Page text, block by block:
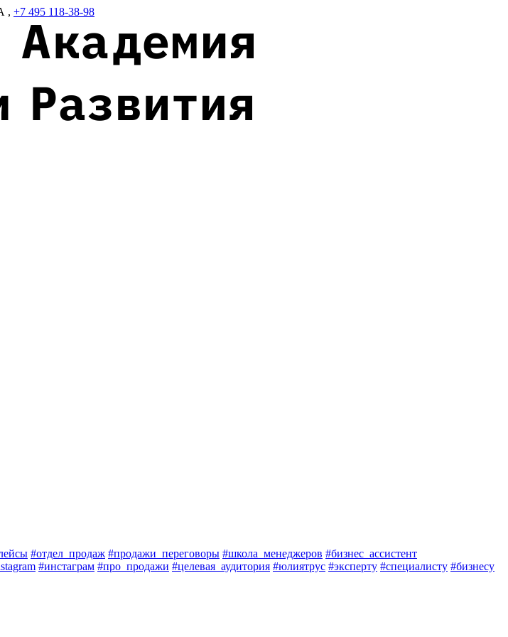
, +7 495 118-38-98
#отдел_продаж #продажи_переговоры #школа_менеджеров #бизнес_ассистент
#инстаграм #про_продажи #целевая_аудитория #юлиятрус #эксперту #специалисту #бизнесу